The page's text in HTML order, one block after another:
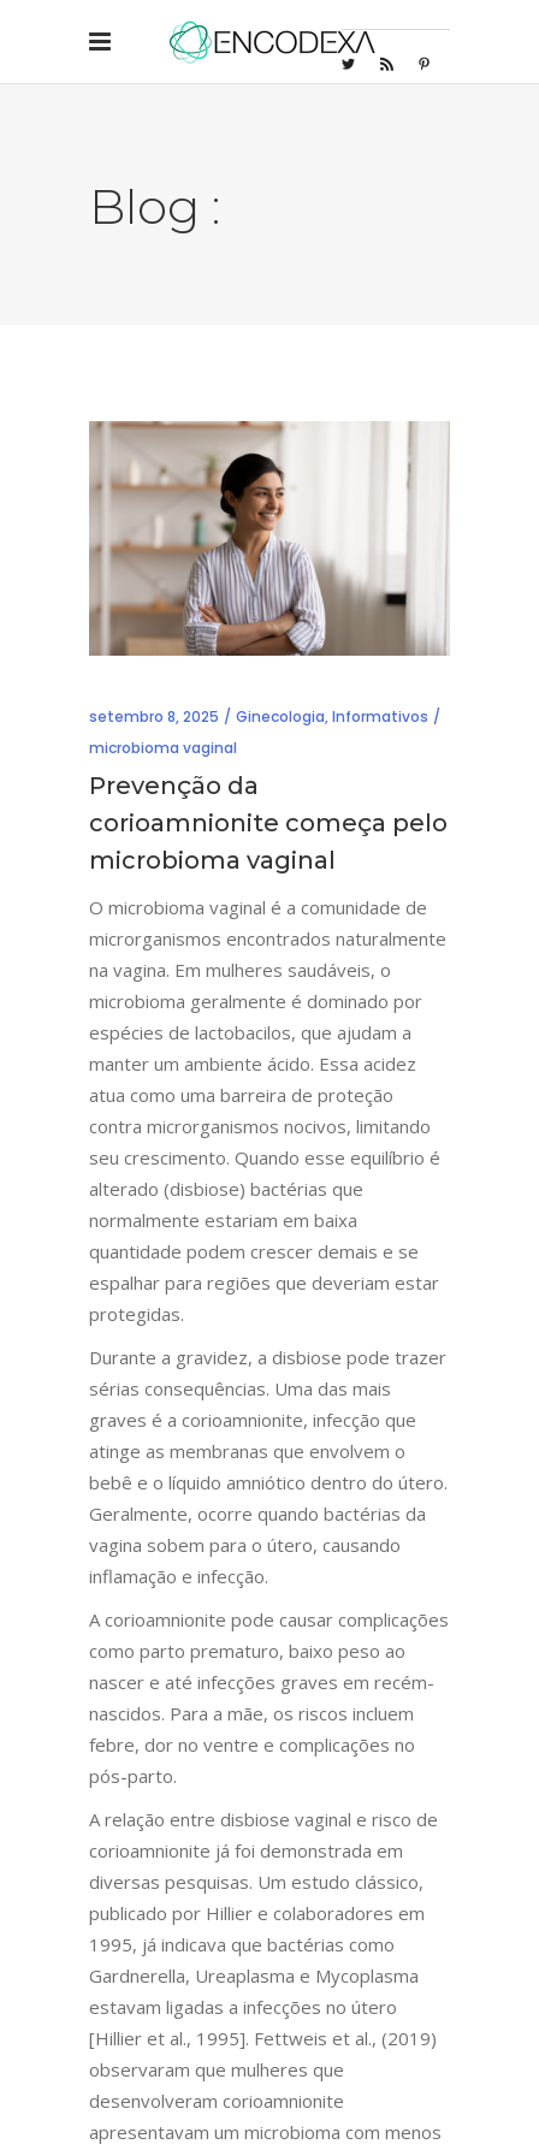
Blog :
setembro 8, 2025 Ginecologia,Informativos
microbioma vaginal
Prevenção da
corioamnionite começa pelo
microbioma vaginal
O microbioma vaginal é a comunidade de
microrganismos encontrados naturalmente
na vagina. Em mulheres saudáveis, o
microbioma geralmente é dominado por
espécies de lactobacilos, que ajudam a
manter um ambiente ácido. Essa acidez
atua como uma barreira de proteção
contra microrganismos nocivos, limitando
seu crescimento. Quando esse equilíbrio é
alterado (disbiose) bactérias que
normalmente estariam em baixa
quantidade podem crescer demais e se
espalhar para regiões que deveriam estar
protegidas.
Durante a gravidez, a disbiose pode trazer
sérias consequências. Uma das mais
graves é a corioamnionite, infecção que
atinge as membranas que envolvem o
bebê e o líquido amniótico dentro do útero.
Geralmente, ocorre quando bactérias da
vagina sobem para o útero, causando
inflamação e infecção.
A corioamnionite pode causar complicações
como parto prematuro, baixo peso ao
nascer e até infecções graves em recém-
nascidos. Para a mãe, os riscos incluem
febre, dor no ventre e complicações no
pós-parto.
A relação entre disbiose vaginal e risco de
corioamnionite já foi demonstrada em
diversas pesquisas. Um estudo clássico,
publicado por Hillier e colaboradores em
1995, já indicava que bactérias como
Gardnerella, Ureaplasma e Mycoplasma
estavam ligadas a infecções no útero
[Hillier et al., 1995]. Fettweis et al., (2019)
observaram que mulheres que
desenvolveram corioamnionite
apresentavam um microbioma com menos